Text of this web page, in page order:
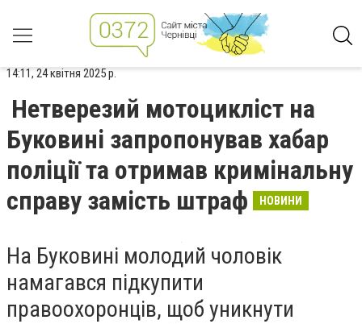
14:11, 24 квітня 2025 р.
Нетверезий мотоцикліст на
Буковині запропонував хабар
поліції та отримав кримінальну
справу замість штраф
НОВИНИ
На Буковині молодий чоловік
намагався підкупити
правоохоронців, щоб уникнути